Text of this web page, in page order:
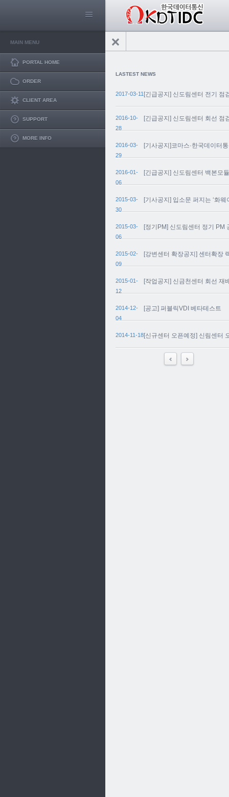
MAIN MENU
PORTAL HOME
ORDER
CLIENT AREA
SUPPORT
MORE INFO
LASTEST NEWS
2017-03-11 [긴급공지] 신도림센터 전기 점
2016-10-
28
[긴급공지] 신도림센터 회선 점
2016-03-
29
[기사공지]코마스·한국데이터
2016-01-
06
[긴급공지] 신도림센터 백본모
2015-03-
30
[기사공지] 입소문 퍼지는 ‘화
2015-03-
06
[정기PM] 신도림센터 정기
2015-02-
09
[강변센터 확장공지] 센터확장
2015-01-
12
[작업공지] 신금천센터 회선 재
2014-12-
04
[공고] 퍼블릭VDI 베타테스트
2014-11-18[신규센터 오픈예정] 신림센터